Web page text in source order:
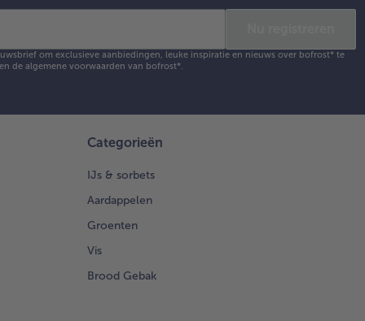
om exclusieve aanbiedingen, leuke inspiratie en nieuws over bofrost* te
en de algemene voorwaarden van bofrost*.
Categorieën
IJs & sorbets
Aardappelen
Groenten
Vis
Brood Gebak